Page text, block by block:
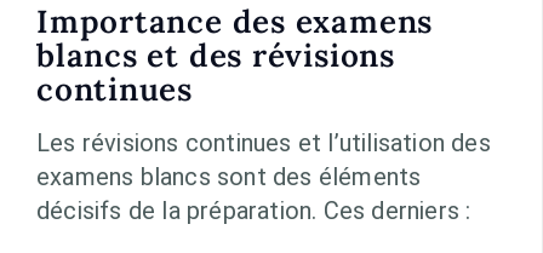
Importance des examens
blancs et des révisions
continues
Les révisions continues et l’utilisation des
examens blancs sont des éléments
décisifs de la préparation. Ces derniers :